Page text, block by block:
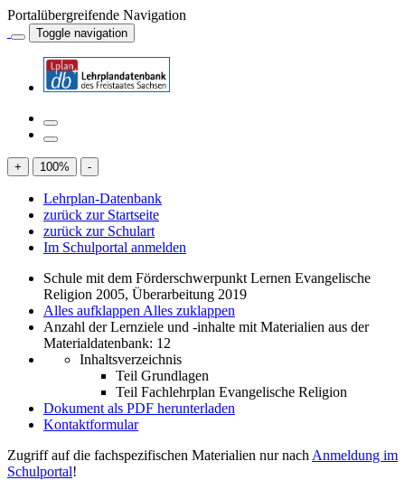
Portalübergreifende Navigation
Toggle navigation
+ 100% -
Lehrplan-Datenbank
zurück zur Startseite
zurück zur Schulart
Im Schulportal anmelden
Schule mit dem Förderschwerpunkt Lernen Evangelische
Religion 2005, Überarbeitung 2019
Alles aufklappen Alles zuklappen
Anzahl der Lernziele und -inhalte mit Materialien aus der
Materialdatenbank: 12
Inhaltsverzeichnis
Teil Grundlagen
Teil Fachlehrplan Evangelische Religion
Dokument als PDF herunterladen
Kontaktformular
Zugriff auf die fachspezifischen Materialien nur nach Anmeldung im
Schulportal!